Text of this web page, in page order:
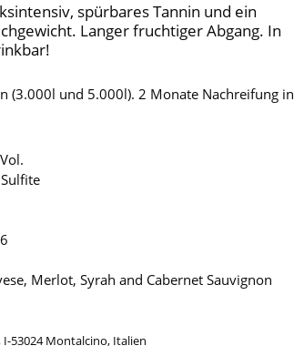
spürbares Tannin und ein
Langer fruchtiger Abgang. In
(3.000l und 5.000l). 2 Monate Nachreifung in
Merlot, Syrah and Cabernet Sauvignon
I-53024 Montalcino, Italien